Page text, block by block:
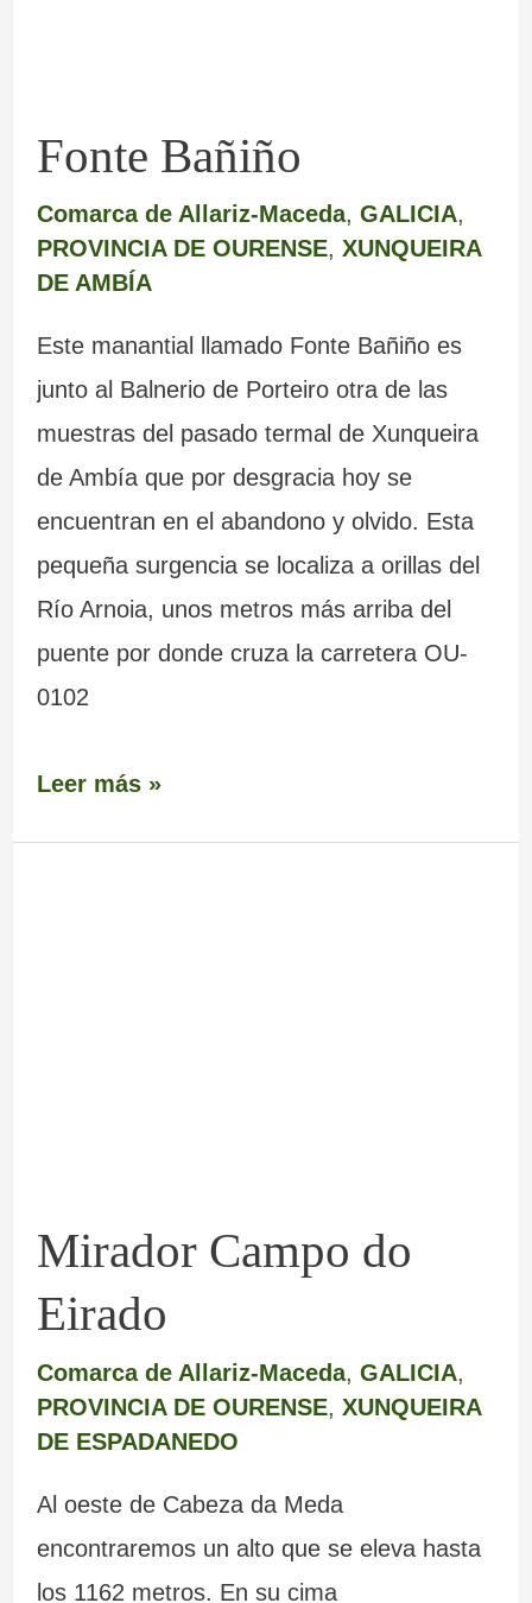
Fonte Bañiño
Comarca de Allariz-Maceda, GALICIA,
PROVINCIA DE OURENSE, XUNQUEIRA
DE AMBÍA
Este manantial llamado Fonte Bañiño es
junto al Balnerio de Porteiro otra de las
muestras del pasado termal de Xunqueira
de Ambía que por desgracia hoy se
encuentran en el abandono y olvido. Esta
pequeña surgencia se localiza a orillas del
Río Arnoia, unos metros más arriba del
puente por donde cruza la carretera OU-
0102
Leer más »
Mirador Campo do
Eirado
Comarca de Allariz-Maceda, GALICIA,
PROVINCIA DE OURENSE, XUNQUEIRA
DE ESPADANEDO
Al oeste de Cabeza da Meda
encontraremos un alto que se eleva hasta
los 1162 metros. En su cima